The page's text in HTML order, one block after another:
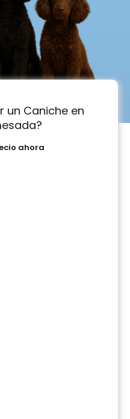
un Caniche en
ahora